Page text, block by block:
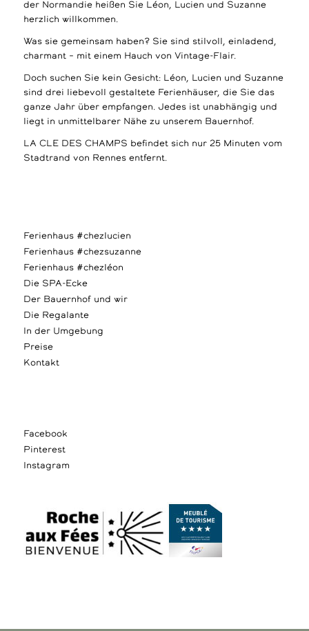
der Normandie heißen Sie Léon, Lucien und Suzanne
herzlich willkommen.
Was sie gemeinsam haben? Sie sind stilvoll, einladend,
charmant – mit einem Hauch von Vintage-Flair.
Doch suchen Sie kein Gesicht: Léon, Lucien und Suzanne
sind drei liebevoll gestaltete Ferienhäuser, die Sie das
ganze Jahr über empfangen. Jedes ist unabhängig und
liegt in unmittelbarer Nähe zu unserem Bauernhof.
LA CLE DES CHAMPS befindet sich nur 25 Minuten vom
Stadtrand von Rennes entfernt.
Ferienhaus #chezlucien
Ferienhaus #chezsuzanne
Ferienhaus #chezléon
Die SPA-Ecke
Der Bauernhof und wir
Die Regalante
In der Umgebung
Preise
Kontakt
Facebook
Pinterest
Instagram